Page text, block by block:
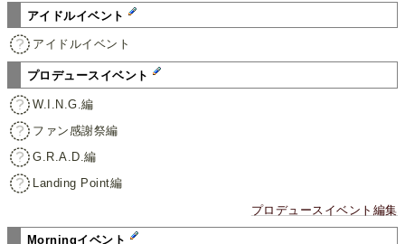
アイドルイベント
アイドルイベント
プロデュースイベント
W.I.N.G.編
ファン感謝祭編
G.R.A.D.編
Landing Point編
プロデュースイベント編集
Morningイベント